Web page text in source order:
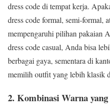
dress code di tempat kerja.
dress code formal, semi-formal,
mempengaruhi pilihan pakaian
dress code casual, Anda bisa
berbagai gaya, sementara di
memilih outfit yang lebih klasik
2. Kombinasi Warna yang